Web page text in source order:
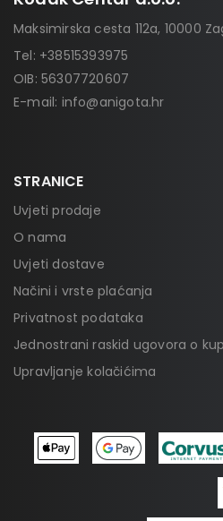
Maksimirska cesta 112a, 10000
Tel: +38515393975
OIB: 56307720607
E-mail: info@anigota.hr
STRANICE
Uvjeti prodaje
O nama
Uvjeti dostave
Načini i vrste plaćanja
Privatnost podataka
Jednostrani raskid ugovora o
Upravljanje kolačićima